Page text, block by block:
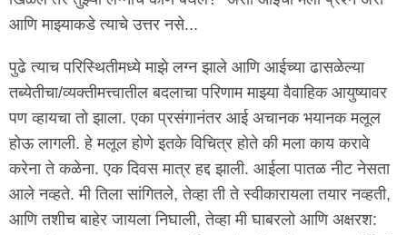
आणि माझ्याकडे त्याचे उत्तर नसे...
पुढे त्याच परिस्थितीमध्ये माझे लग्न झाले आणि आईच्या ढासळेल्या
तब्येतीचा/व्यक्तीमत्त्वातील बदलाचा परिणाम माझ्या वैवाहिक आयुष्यावर
पण व्हायचा तो झाला. एका प्रसंगानंतर आई अचानक भयानक मलूल
होऊ लागली. हे मलूल होणे इतके विचित्र होते की मला काय करावे
करेना ते कळेना. एक दिवस मात्र हद्द झाली. आईला पातळ नीट नेसता
आले नव्हते. मी तिला सांगितले, तेव्हा ती ते स्वीकारायला तयार नव्हती,
आणि तशीच बाहेर जायला निघाली, तेव्हा मी घाबरलो आणि अक्षरश: